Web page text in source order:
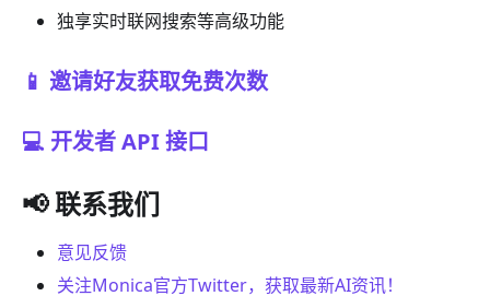
独享实时联网搜索等高级功能
📱 邀请好友获取免费次数
💻 开发者 API 接口
📢 联系我们
意见反馈
关注Monica官方Twitter，获取最新AI资讯！